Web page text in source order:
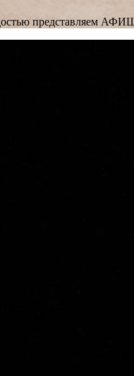
представляем